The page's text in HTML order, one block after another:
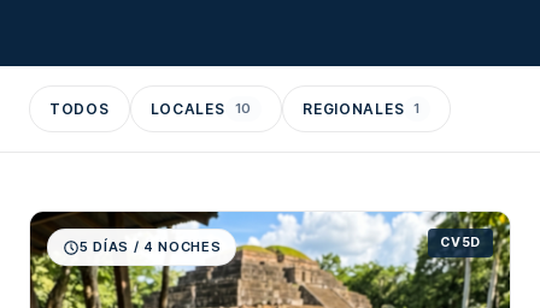
TODOS LOCALES 10 REGIONALES 1
5 DÍAS / 4 NOCHES CV5D